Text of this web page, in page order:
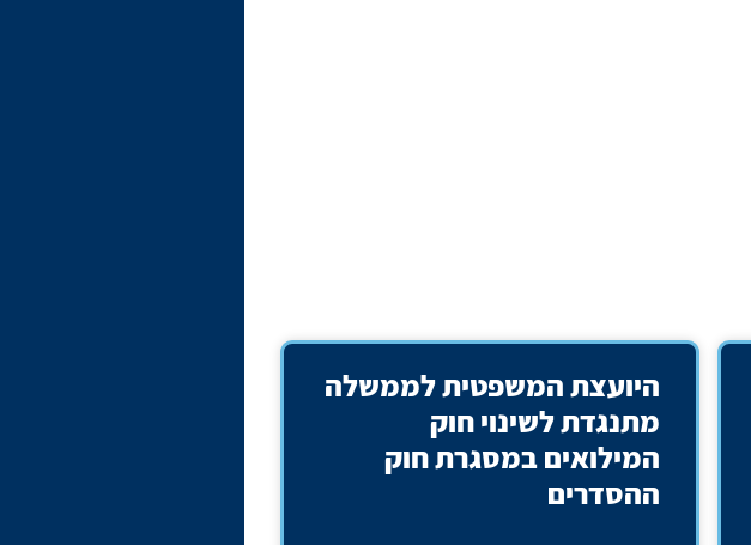
היועצת המשפטית לממשלה
מתנגדת לשינוי חוק
המילואים במסגרת חוק
ההסדרים